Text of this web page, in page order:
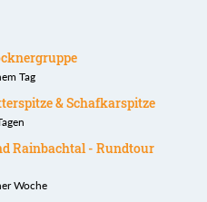
Tag
& Schafkarspitze
Rainbachtal - Rundtour
Woche